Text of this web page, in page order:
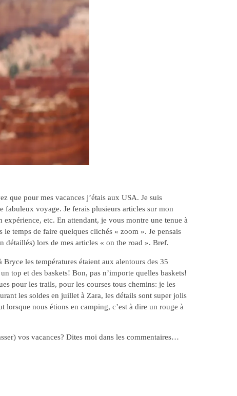
que pour mes vacances j’étais aux USA. Je suis
fabuleux voyage. Je ferais plusieurs articles sur mon
etc. En attendant, je vous montre une tenue à
temps de faire quelques clichés « zoom ». Je pensais
détaillés) lors de mes articles « on the road ». Bref.
Bryce les températures étaient aux alentours des 35
top et des baskets! Bon, pas n’importe quelles baskets!
pour les trails, pour les courses tous chemins: je les
les soldes en juillet à Zara, les détails sont super jolis
nous étions en camping, c’est à dire un rouge à
vos vacances? Dites moi dans les commentaires…